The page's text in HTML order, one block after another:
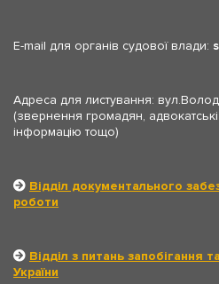
E-mail для органів судової влади:
Адреса для листування:
(звернення громадян,
інформацію тощо)
Відділ документального
роботи
Відділ з питань запобігання
України